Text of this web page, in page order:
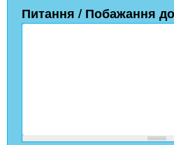
Питання / Побажання